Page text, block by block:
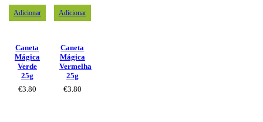
Adicionar
Caneta
Mágica
Verde
25g
€3.80
Adicionar
Caneta
Mágica
Vermelha
25g
€3.80